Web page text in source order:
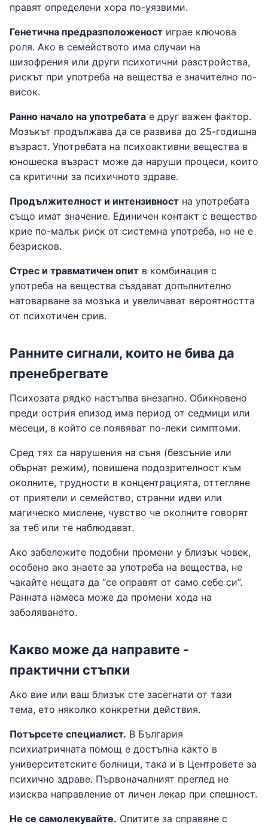
правят определени хора по-уязвими.
Генетична предразположеност играе ключова
роля. Ако в семейството има случаи на
шизофрения или други психотични разстройства,
рискът при употреба на вещества е значително по-
висок.
Ранно начало на употребата е друг важен фактор.
Мозъкът продължава да се развива до 25-годишна
възраст. Употребата на психоактивни вещества в
юношеска възраст може да наруши процеси, които
са критични за психичното здраве.
Продължителност и интензивност на употребата
също имат значение. Единичен контакт с вещество
крие по-малък риск от системна употреба, но не е
безрисков.
Стрес и травматичен опит в комбинация с
употреба на вещества създават допълнително
натоварване за мозъка и увеличават вероятността
от психотичен срив.
Ранните сигнали, които не бива да
пренебрегвате
Психозата рядко настъпва внезапно. Обикновено
преди острия епизод има период от седмици или
месеци, в който се появяват по-леки симптоми.
Сред тях са нарушения на съня (безсъние или
обърнат режим), повишена подозрителност към
околните, трудности в концентрацията, оттегляне
от приятели и семейство, странни идеи или
магическо мислене, чувство че околните говорят
за теб или те наблюдават.
Ако забележите подобни промени у близък човек,
особено ако знаете за употреба на вещества, не
чакайте нещата да “се оправят от само себе си”.
Ранната намеса може да промени хода на
заболяването.
Какво може да направите -
практични стъпки
Ако вие или ваш близък сте засегнати от тази
тема, ето няколко конкретни действия.
Потърсете специалист. В България
психиатричната помощ е достъпна както в
университетските болници, така и в Центровете за
психично здраве. Първоначалният преглед не
изисква направление от личен лекар при спешност.
Не се самолекувайте. Опитите за справяне с